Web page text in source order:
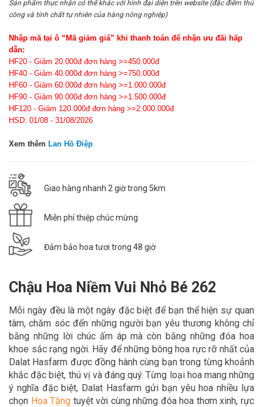
Sản phẩm thực nhận có thể khác với hình đại diện trên website (đặc điểm thủ
công và tính chất tự nhiên của hàng nông nghiệp)
Nhập mã tại ô “Mã giảm giá” khi thanh toán để nhận ưu đãi hấp
dẫn:
HF20 - Giảm 20.000đ đơn hàng >=450.000đ
HF40 - Giảm 40.000đ đơn hàng >=750.000đ
HF60 - Giảm 60.000đ đơn hàng >=1.000.000đ
HF90 - Giảm 90.000đ đơn hàng >=1.500.000đ
HF120 - Giảm 120.000đ đơn hàng >=2.000.000đ
HSD: 01/08 - 31/08/2026
Xem thêm Lan Hồ Điệp
Giao hàng nhanh 2 giờ trong 5km
Miễn phí thiệp chúc mừng
Đảm bảo hoa tươi trong 48 giờ
Chậu Hoa Niềm Vui Nhỏ Bé 262
Mỗi ngày đều là một ngày đặc biệt để bạn thể hiện sự quan
tâm, chăm sóc đến những người bạn yêu thương không chỉ
bằng những lời chúc ấm áp mà còn bằng những đóa hoa
khoe sắc rạng ngời. Hãy đểnhững bông hoa rực rỡ nhất của
Dalat Hasfarm được đồng hành cùng bạn trong từng khoảnh
khắc đặc biệt, thú vị và đáng quý. Từng loại hoa mang những
ý nghĩa đặc biệt, Dalat Hasfarm gửi bạn yêu hoa nhiều lựa
chọn Hoa Tặng tuyệt vời cùng những đóa hoa thơm xinh, rực